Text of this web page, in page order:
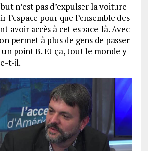
n’est pas d’expulser la voiture
l’espace pour que l’ensemble des
avoir accès à cet espace-là. Avec
permet à plus de gens de passer
un point B. Et ça, tout le monde y
t-il.